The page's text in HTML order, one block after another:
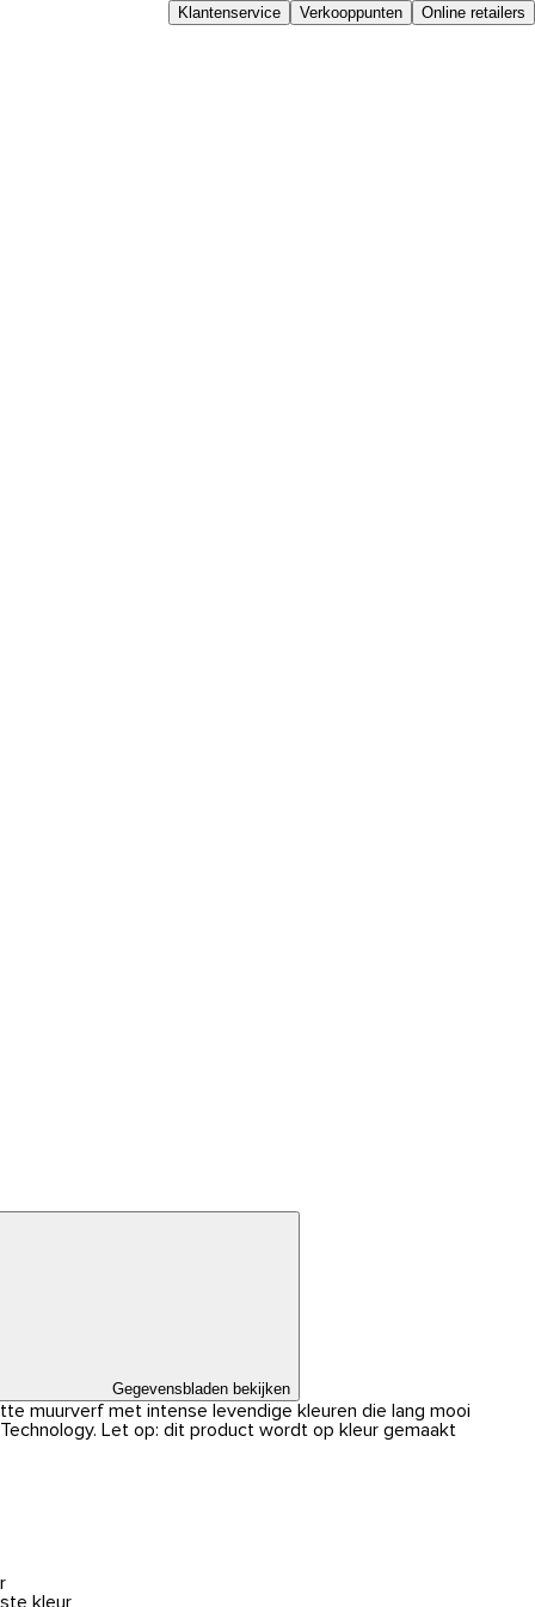
Klantenservice Verkooppunten Online retailers
Gegevensbladen bekijken
muurverf met intense levendige kleuren die lang mooi
Let op: dit product wordt op kleur gemaakt
kleur